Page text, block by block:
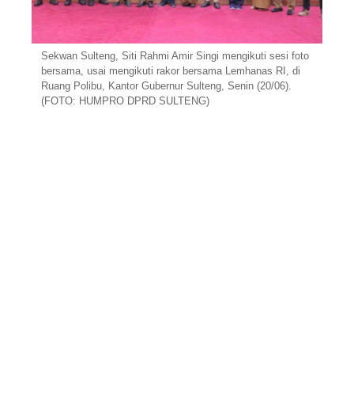
Sekwan Sulteng, Siti Rahmi Amir Singi mengikuti sesi foto
bersama, usai mengikuti rakor bersama Lemhanas RI, di
Ruang Polibu, Kantor Gubernur Sulteng, Senin (20/06).
(FOTO: HUMPRO DPRD SULTENG)